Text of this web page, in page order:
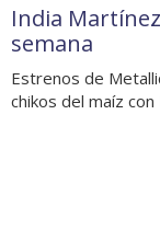
India
semana
Estrenos de
chikos del maíz